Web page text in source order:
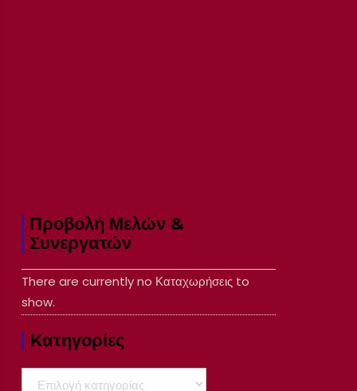
Προβολή Μελών &
Συνεργατών
There are currently no Καταχωρήσεις to
show.
Kατηγορίες
Kατηγορίες